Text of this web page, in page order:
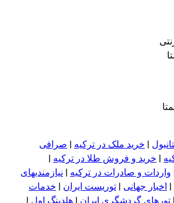
| خرید ملک در ترکیه | صرافی
| خرید و فروش طلا در ترکیه |
واردات و صادرات در ترکیه | نیازمندیهای
| اخبار جهانی | توریست ایران | خدمات
| تورهای گردشگری ایران | هلدینگ اول |